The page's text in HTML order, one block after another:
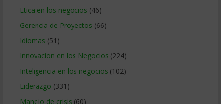
Etica en los negocios (46)
Gerencia de Proyectos (66)
Idiomas (51)
Innovacion en los Negocios (224)
Inteligencia en los negocios (102)
Liderazgo (331)
Manejo de crisis (60)